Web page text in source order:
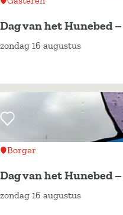
t
H
n
e
b
d
T
r
Dag van het Hunebed
D
g
v
a
h
t
H
zondag 16 augustus
Voeg toe als favoriet
Dag van het Hunebed
D
zondag 16 augustus
Borger